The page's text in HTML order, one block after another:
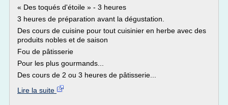
« Des toqués d'étoile » - 3 heures
3 heures de préparation avant la dégustation.
Des cours de cuisine pour tout cuisinier en herbe avec des
produits nobles et de saison
Fou de pâtisserie
Pour les plus gourmands...
Des cours de 2 ou 3 heures de pâtisserie...
Lire la suite